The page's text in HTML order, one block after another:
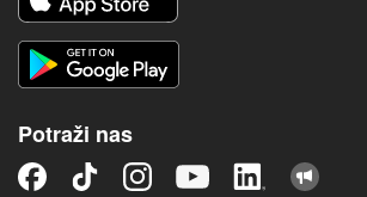
Potraži nas